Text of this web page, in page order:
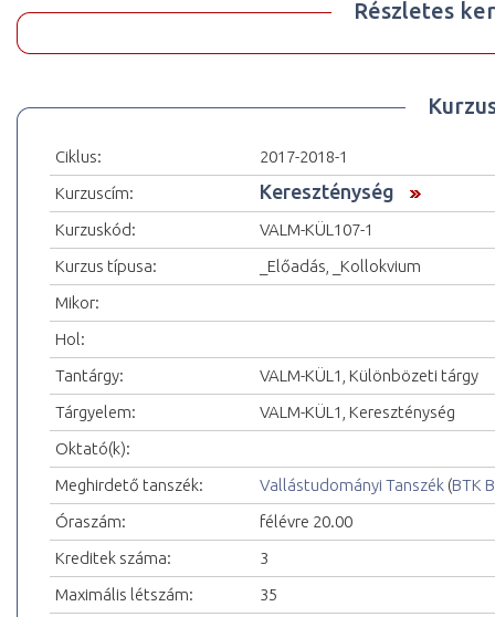
Részletes
Ciklus:
2017-2018-1
Kurzuscím:
Kereszténység
Kurzuskód:
VALM-KÜL107-1
Kurzus típusa:
_Előadás, _Kollokvium
Mikor:
Hol:
Tantárgy:
VALM-KÜL1, Különbözeti tárgy
Tárgyelem:
VALM-KÜL1, Kereszténység
Oktató(k):
Meghirdető tanszék:
Vallástudományi Tanszék (BTK
Óraszám:
félévre 20.00
Kreditek száma:
3
Maximális létszám:
35